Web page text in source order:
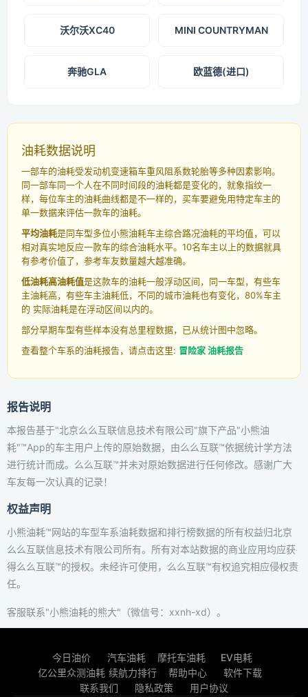
沃尔沃XC40 MINI COUNTRYMAN
奔驰GLA 欧蓝德(进口)
油耗数据说明
一部车的油耗受发动机变速箱车重风阻系数轮胎等多种因素影响。
同一部车同一个人在不同时间段的油耗都是变化的，就象指纹一
样，每位车主的油耗曲线都是不一样的，买车要避免用特定车主的
单一数据来评估一款车的油耗。
平均油耗是同车型多位小熊油耗车主综合路况油耗的平均值，可以
相对真实地反应一款车的综合油耗水平。10名车主以上的数据就具
有参考价值了，参考车友数量越大越准确。
低油耗高油耗值是这款车的油耗一般浮动区间，同一车型，有些车
主油耗高，有些车主油耗低，不同的城市油耗也有变化，80%车主
的 实际油耗是在浮动区间以内的。
部分早期车型有些样本没有总里程数据，已从统计图中忽略。
查看整个车系的油耗报告，请点击这里: 冒险家 油耗报告
报告说明
本报告基于"北京么么互联信息技术有限公司"旗下产品"小熊油
耗"™App的车主用户上传的原始数据，由么么互联™依据统计学方法
进行统计而成。么么互联™并未对原始数据进行任何修改。感谢广大
车友每一次认真的记录！
权益声明
小熊油耗™网站的车型车系油耗数据和排行榜数据的所有权益归北京
么么互联信息技术有限公司所有。所有对本站数据的商业应用均应获
得么么互联™的授权。未经许可使用，么么互联™有权追究相应侵权责
任。
客服联系"小熊油耗的熊大"（微信号：xxnh-xd）。
今日油价 汽车油耗 摩托车油耗
EV电耗
亿公里众测油耗 续航力排行 帮助中心
软件下载
联系我们
隐私政策 用户协议